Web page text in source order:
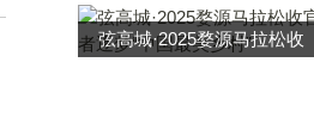
弦高城·2025婺源马拉松收